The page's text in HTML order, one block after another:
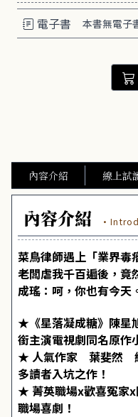
電子書
本書無電子
內容介紹 線上試
內容介紹
菜鳥律師遇上「業界毒
老闆虐我千百遍後，
成瑤：呵，你也有今天
★《星落凝成糖》陳星
銜主演電視劇同名原作
★ 人氣作家 葉斐然
多讀者入坑之作！
★ 菁英職場x歡喜冤家
職場喜劇！